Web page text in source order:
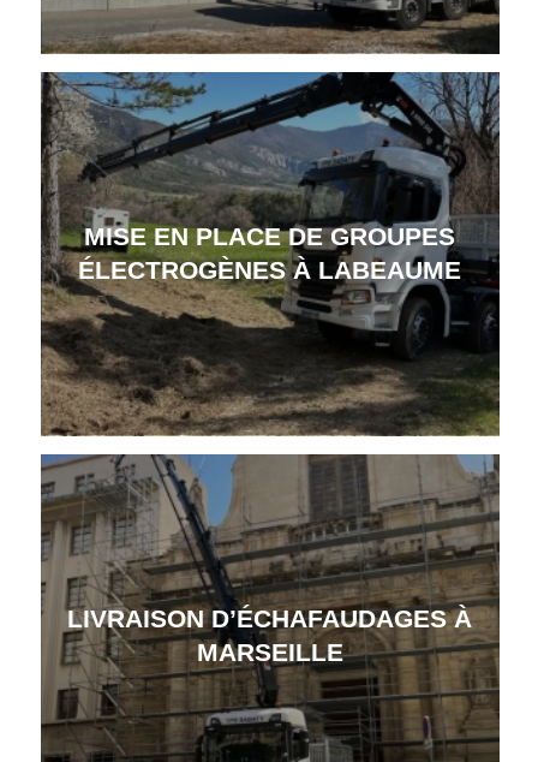
MISE EN PLACE DE GROUPES
ÉLECTROGÈNES À LABEAUME
LIVRAISON D’ÉCHAFAUDAGES À
MARSEILLE